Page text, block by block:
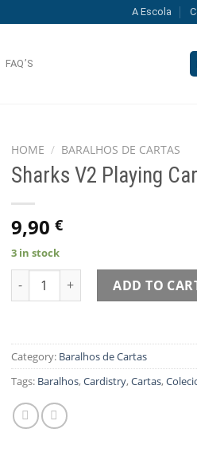
A Escola
FAQ’S
HOME / BARALHOS DE CARTAS
Sharks V2 Playing
9,90 €
3 in stock
Sharks V2 Playing Cards quantity
ADD TO
Category: Baralhos de Cartas
Tags: Baralhos,Cardistry,Cartas,